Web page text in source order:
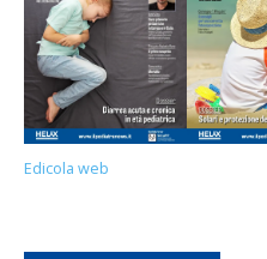
Edicola web